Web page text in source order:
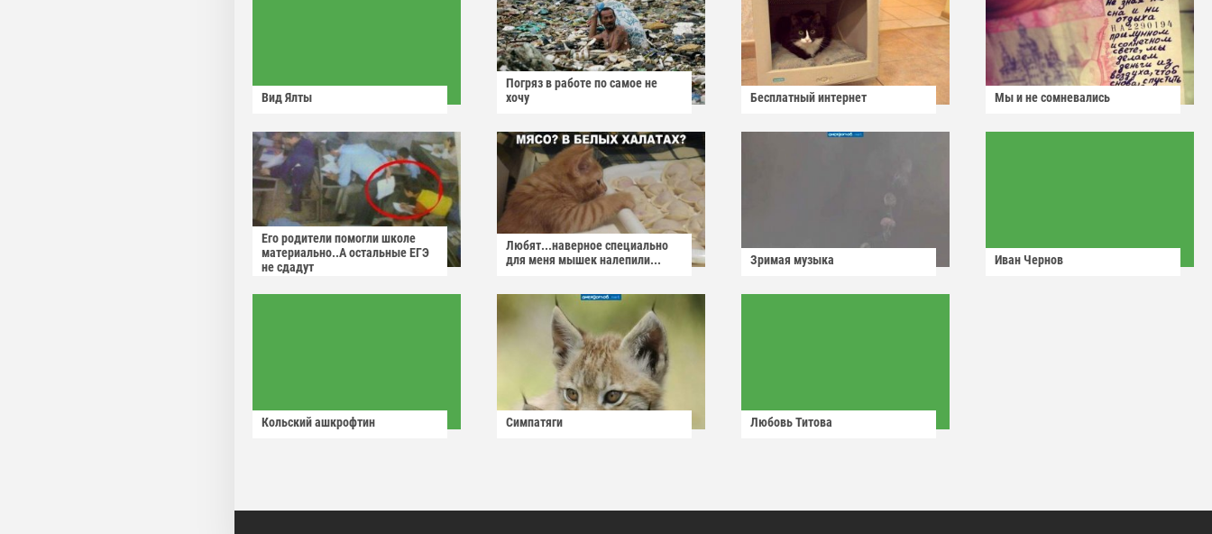
Вид Ялты
Погряз в работе по самое не
хочу
Бесплатный интернет Мы и не сомневались
Его родители помогли школе
материально..А остальные ЕГЭ
не сдадут
Любят...наверное специально
для меня мышек налепили...
Зримая музыка Иван Чернов
Кольский ашкрофтин Симпатяги Любовь Титова